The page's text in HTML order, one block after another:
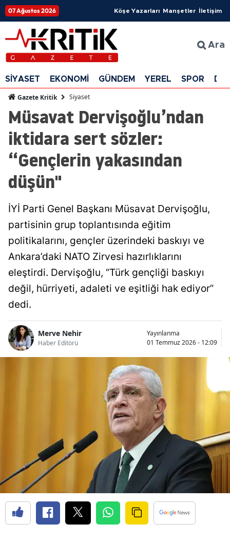
07 Ağustos 2026 Köşe Yazarları Manşetler İletişim
Ara
SİYASET EKONOMİ GÜNDEM YEREL SPOR
Gazete Kritik Siyaset
Müsavat Dervişoğlu’ndan
iktidara sert sözler:
“Gençlerin yakasından
düşün"
İYİ Parti Genel Başkanı Müsavat Dervişoğlu,
partisinin grup toplantısında eğitim
politikalarını, gençler üzerindeki baskıyı ve
Ankara’daki NATO Zirvesi hazırlıklarını
eleştirdi. Dervişoğlu, “Türk gençliği baskıyı
değil, hürriyeti, adaleti ve eşitliği hak ediyor”
dedi.
Merve Nehir
Haber Editörü
Yayınlanma
01 Temmuz 2026 - 12:09